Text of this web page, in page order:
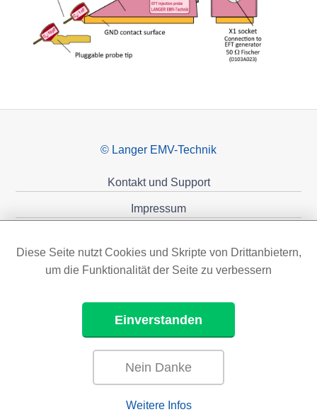
© Langer EMV-Technik
Kontakt und Support
Impressum
Diese Seite nutzt Cookies und Skripte von Drittanbietern,
um die Funktionalität der Seite zu verbessern
Einverstanden
Nein Danke
Weitere Infos